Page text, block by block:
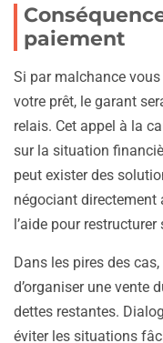
paiement
Si par malchance vous
votre prêt, le garant
relais. Cet appel à la
sur la situation
peut exister des
négociant directement
l’aide pour
Dans les pires des
d’organiser une vente
dettes restantes.
éviter les situations